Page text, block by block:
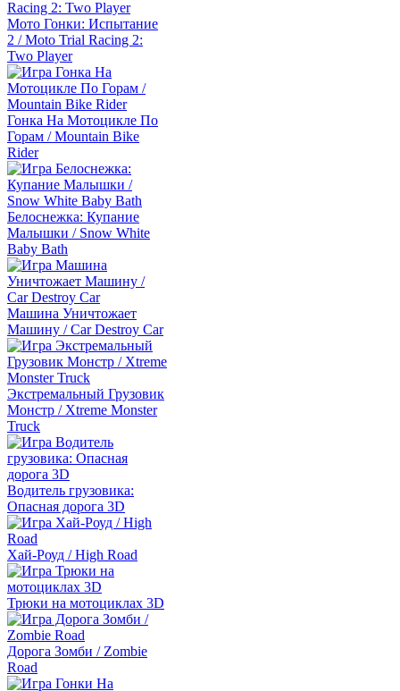
Мото Гонки: Испытание
2 / Moto Trial Racing 2:
Two Player
Гонка На Мотоцикле По
Горам / Mountain Bike
Rider
Белоснежка: Купание
Малышки / Snow White
Baby Bath
Машина Уничтожает
Машину / Car Destroy Car
Экстремальный Грузовик
Монстр / Xtreme Monster
Truck
Водитель грузовика:
Опасная дорога 3D
Хай-Роуд / High Road
Трюки на мотоциклах 3D
Дорога Зомби / Zombie
Road